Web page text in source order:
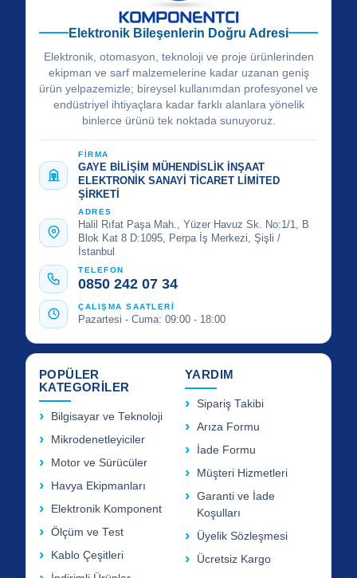
Elektronik Bileşenlerin Doğru Adresi
Elektronik, otomasyon, teknoloji ve proje ürünlerinden
ekipman ve sarf malzemelerine kadar uzanan geniş
ürün yelpazemizle; bireysel kullanımdan profesyonel ve
endüstriyel ihtiyaçlara kadar farklı alanlara yönelik
binlerce ürünü tek noktada sunuyoruz.
FİRMA
GAYE BİLİŞİM MÜHENDİSLİK İNŞAAT
ELEKTRONİK SANAYİ TİCARET LİMİTED
ŞİRKETİ
ADRES
Halil Rıfat Paşa Mah., Yüzer Havuz Sk. No:1/1, B
Blok Kat 8 D:1095, Perpa İş Merkezi, Şişli /
İstanbul
TELEFON
0850 242 07 34
ÇALIŞMA SAATLERİ
Pazartesi - Cuma: 09:00 - 18:00
POPÜLER
KATEGORİLER
Bilgisayar ve Teknoloji
Mikrodenetleyiciler
Motor ve Sürücüler
Havya Ekipmanları
Elektronik Komponent
Ölçüm ve Test
Kablo Çeşitleri
YARDIM
Sipariş Takibi
Arıza Formu
İade Formu
Müşteri Hizmetleri
Garanti ve İade
Koşulları
Üyelik Sözleşmesi
Ücretsiz Kargo